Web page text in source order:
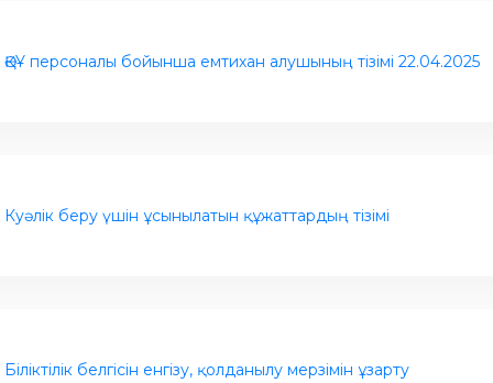
ӘҚҰ персоналы бойынша емтихан алушының тізімі 22.04.2025
Куәлік беру үшін ұсынылатын құжаттардың тізімі
Біліктілік белгісін енгізу, қолданылу мерзімін ұзарту